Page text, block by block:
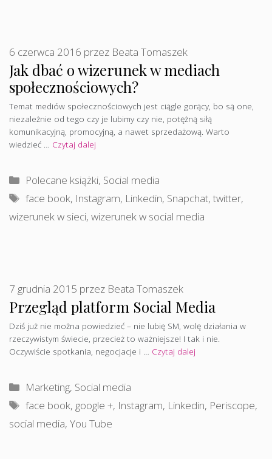
Jak dbać o wizerunek w mediach
społecznościowych?
6 czerwca 2016 przez Beata Tomaszek
Temat mediów społecznościowych jest ciągle gorący, bo są one,
niezależnie od tego czy je lubimy czy nie, potężną siłą
komunikacyjną, promocyjną, a nawet sprzedażową. Warto
wiedzieć … Czytaj dalej
Kategorie
Polecane książki, Social media
Tagi
face book, Instagram, Linkedin, Snapchat,twitter,
wizerunek w sieci, wizerunek w social media
Przegląd platform Social Media
7 grudnia 2015 przez Beata Tomaszek
Dziś już nie można powiedzieć – nie lubię SM, wolę działania w
rzeczywistym świecie, przecież to ważniejsze! I tak i nie.
Oczywiście spotkania, negocjacje i … Czytaj dalej
Kategorie
Marketing, Social media
Tagi
face book, google +, Instagram, Linkedin, Periscope,
social media, You Tube